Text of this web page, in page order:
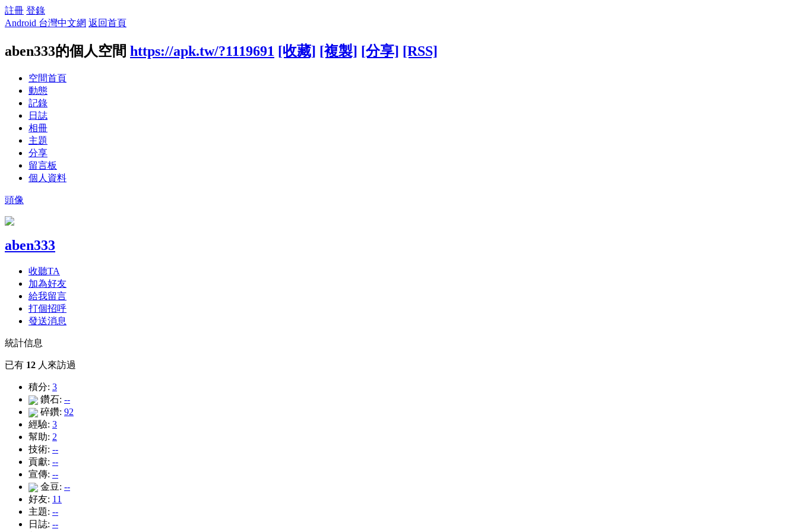
註冊 登錄
Android 台灣中文網 返回首頁
aben333的個人空間 https://apk.tw/?1119691 [收藏] [複製] [分享] [RSS]
空間首頁
動態
記錄
日誌
相冊
主題
分享
留言板
個人資料
頭像
aben333
收聽TA
加為好友
給我留言
打個招呼
發送消息
統計信息
已有 12 人來訪過
積分: 3
鑽石: --
碎鑽: 92
經驗: 3
幫助: 2
技術: --
貢獻: --
宣傳: --
金豆: --
好友: 11
主題: --
日誌: --